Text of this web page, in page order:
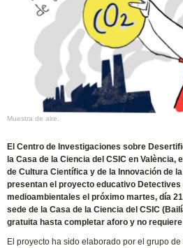
Muestra de aire.
El Centro de Investigaciones sobre
la Casa de la Ciencia del CSIC en València,
de Cultura Científica y de la Innovación de
presentan el proyecto educativo
medioambientales el próximo martes, día
sede de la Casa de la Ciencia del CSIC
gratuita hasta completar aforo y no
El proyecto ha sido elaborado por el grupo